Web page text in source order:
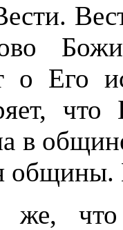
о Его
в
же,